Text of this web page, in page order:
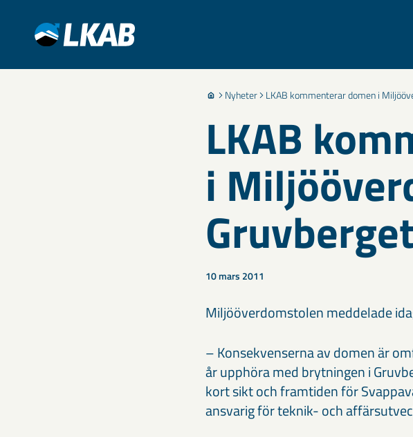
Nyheter LKAB kommenterar domen i
LKAB
i
Gruvberget
10 mars 2011
Miljööverdomstolen meddelade
– Konsekvenserna av domen är
år upphöra med brytningen i
kort sikt och framtiden för
ansvarig för teknik- och